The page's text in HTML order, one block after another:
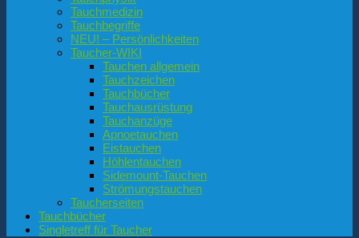
Tauchmedizin
Tauchbegriffe
NEU! – Persönlichkeiten
Taucher-WIKI
Tauchen allgemein
Tauchzeichen
Tauchbücher
Tauchausrüstung
Tauchanzüge
Apnoetauchen
Eistauchen
Höhlentauchen
Sidemount-Tauchen
Strömungstauchen
Taucherseiten
Tauchbücher
Singletreff für Taucher